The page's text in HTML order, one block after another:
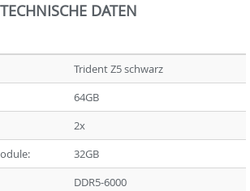
TECHNISCHE DATEN
Trident Z5 schwarz
64GB
2x
32GB
DDR5-6000